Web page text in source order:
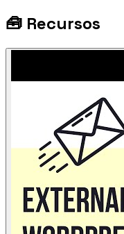
🧰 Recursos